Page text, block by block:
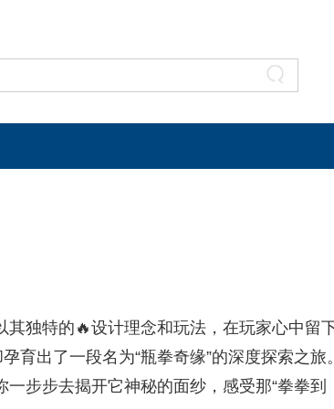
独特的🔥设计理念和玩法，在玩家心中留
育出了一段名为“瓶拳奇缘”的深度探索之旅
步步去揭开它神秘的面纱，感受那“拳拳到